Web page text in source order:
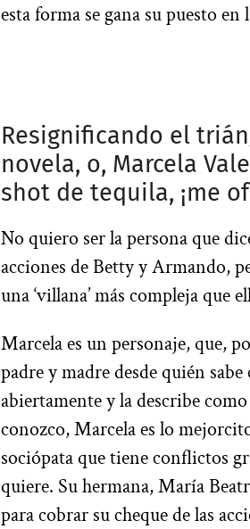
esta forma se gana su puesto
Resignificando el
novela, o, Marcela
shot de tequila, ¡me
No quiero ser la persona que
acciones de Betty y Armando,
una ‘villana’ más compleja que
Marcela es un personaje, que,
padre y madre desde quién
abiertamente y la describe
conozco, Marcela es lo
sociópata que tiene conflictos
quiere. Su hermana, María
para cobrar su cheque de las